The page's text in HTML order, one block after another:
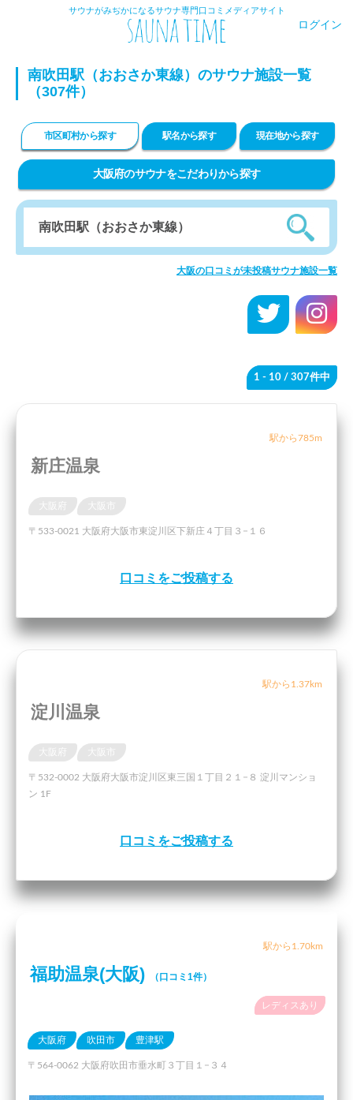
サウナがみぢかになるサウナ専門口コミメディアサイト
ログイン
南吹田駅（おおさか東線）のサウナ施設一覧
（307件）
市区町村から探す 駅名から探す 現在地から探す
大阪府のサウナをこだわりから探す
大阪の口コミが未投稿サウナ施設一覧
1 - 10 / 307件中
駅から785m
新庄温泉
〒533-0021 大阪府大阪市東淀川区下新庄４丁目３−１６
口コミをご投稿する
駅から1.37km
淀川温泉
〒532-0002 大阪府大阪市淀川区東三国１丁目２１−８ 淀川マンショ
ン 1F
口コミをご投稿する
駅から1.70km
福助温泉(大阪) （口コミ1件）
レディスあり
大阪府 吹田市 豊津駅
〒564-0062 大阪府吹田市垂水町３丁目１−３４